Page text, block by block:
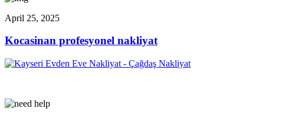
April 25, 2025
Kocasinan profesyonel nakliyat